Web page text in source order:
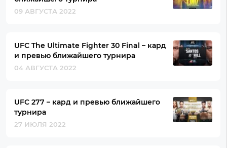
09 АВГУСТА 2022
UFC The Ultimate Fighter 30 Final – кард
и превью ближайшего турнира
04 АВГУСТА 2022
UFC 277 – кард и превью ближайшего
турнира
27 ИЮЛЯ 2022